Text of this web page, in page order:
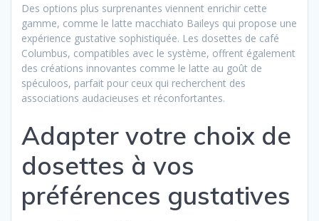
Des options plus surprenantes viennent enrichir cette
gamme, comme le latte macchiato Baileys qui propose une
expérience gustative sophistiquée. Les dosettes de café
Columbus, compatibles avec le système, offrent également
des créations innovantes comme le latte au goût de
spéculoos, parfait pour ceux qui recherchent des
associations audacieuses et réconfortantes.
Adapter votre choix de
dosettes à vos
préférences gustatives